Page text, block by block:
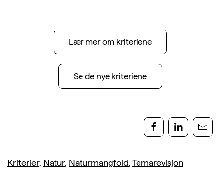
Lær mer om kriteriene
Se de nye kriteriene
Kriterier, Natur, Naturmangfold,Temarevisjon